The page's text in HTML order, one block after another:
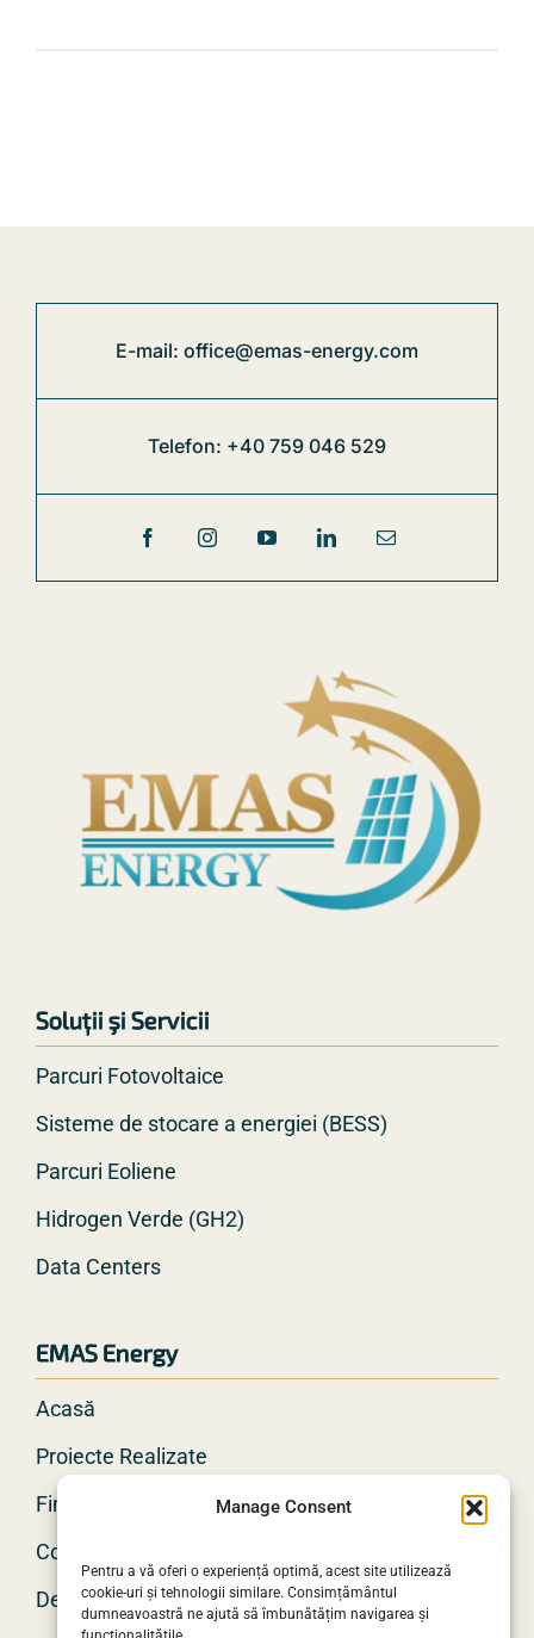
Manage Consent
Pentru a vă oferi o experiență optimă, acest site utilizează
cookie-uri și tehnologii similare. Consimțământul
dumneavoastră ne ajută să îmbunătățim navigarea și
E-mail: office@emas-energy.com
Telefon: +40 759 046 529
Soluții şi Servicii
Parcuri Fotovoltaice
Sisteme de stocare a energiei (BESS)
Parcuri Eoliene
Hidrogen Verde (GH2)
Data Centers
EMAS Energy
Acasă
Proiecte Realizate
Finanțări
Contact
Despre noi